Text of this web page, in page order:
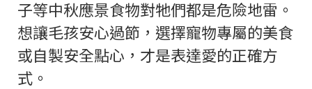
子等中秋應景食物對牠們都是危險地雷。
想讓毛孩安心過節，選擇寵物專屬的美食
或自製安全點心，才是表達愛的正確方
式。